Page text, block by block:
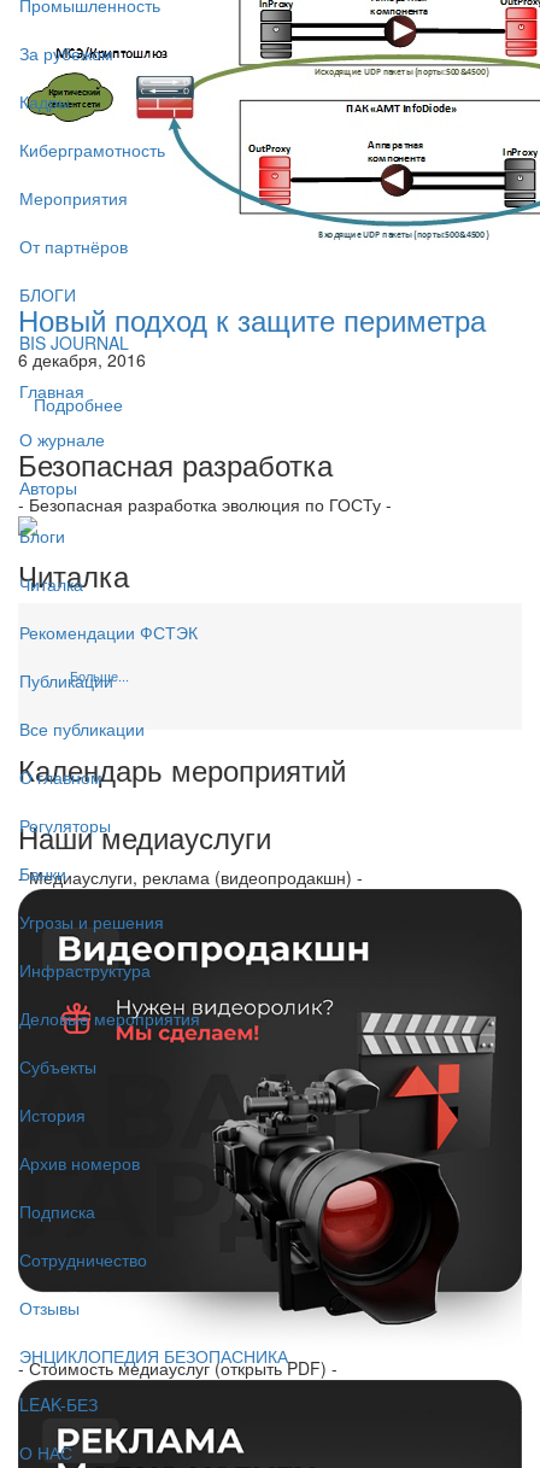
Промышленность
За рубежом
Кадры
Киберграмотность
Мероприятия
От партнёров
БЛОГИ
BIS JOURNAL
Главная
О журнале
Авторы
Блоги
Читалка
Рекомендации ФСТЭК
Публикации
Все публикации
О главном
Регуляторы
Банки
Угрозы и решения
Инфраструктура
Деловые мероприятия
Субъекты
История
Архив номеров
Подписка
Сотрудничество
Отзывы
ЭНЦИКЛОПЕДИЯ БЕЗОПАСНИКА
LEAK-БЕЗ
О НАС
Новый подход к защите периметра
6 декабря, 2016
Подробнее
Безопасная разработка
- Безопасная разработка эволюция по ГОСТу -
Читалка
Больше...
Календарь мероприятий
Наши медиауслуги
- Медиауслуги, реклама (видеопродакшн) -
- Стоимость медиауслуг (открыть PDF) -